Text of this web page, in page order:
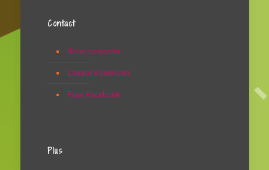
Contact
Nous contacter
Espace bénévoles
Page Facebook
Plus